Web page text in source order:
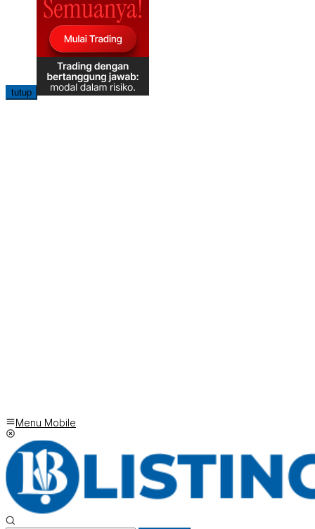
tutup
Menu Mobile